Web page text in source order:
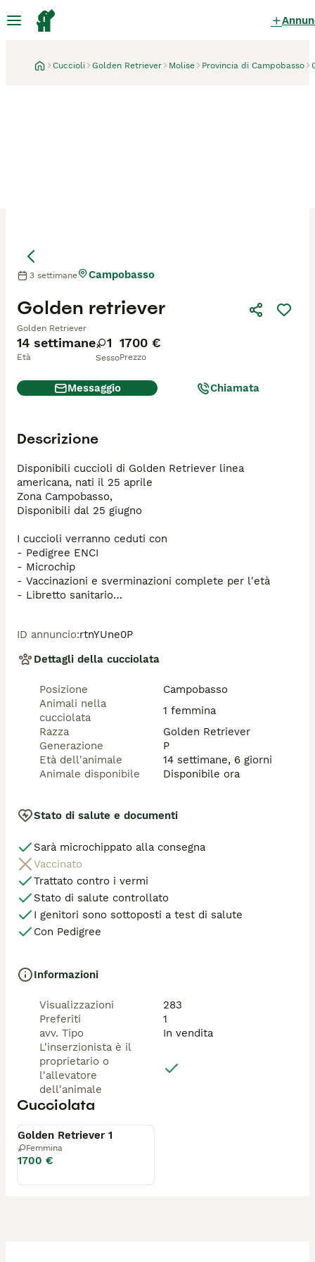
Cuccioli Golden Retriever Molise Provincia di Campobasso
14 settimane
Età
1
Sesso
1700 €
Prezzo
Golden retriever
Golden Retriever
3 settimane Campobasso
Messaggio Chiamata
Descrizione
Disponibili cuccioli di Golden Retriever linea
americana, nati il 25 aprile
Zona Campobasso,
Disponibili dal 25 giugno
I cuccioli verranno ceduti con
- Pedigree ENCI
- Microchip
- Vaccinazioni e sverminazioni complete per l'età
- Libretto sanitario
Prezzo: 1.700 €
gomiti
Foto e video aggiornati disponibili su richiesta.
Contattare solo se realmente interessati.
ID annuncio:rtnYUne0P
Dettagli della cucciolata
Posizione
Campobasso
Animali nella
cucciolata
1 femmina
Razza
Golden Retriever
Generazione
P
Età dell'animale
14 settimane, 6 giorni
Animale disponibile
Disponibile ora
Stato di salute e documenti
Sarà microchippato alla consegna
Vaccinato
Trattato contro i vermi
Stato di salute controllato
I genitori sono sottoposti a test di salute
Con Pedigree
Informazioni
Visualizzazioni
283
Preferiti
1
avv. Tipo
In vendita
L'inserzionista è il
proprietario o
l'allevatore
dell'animale
Cucciolata
Golden Retriever 1
Femmina
1700 €